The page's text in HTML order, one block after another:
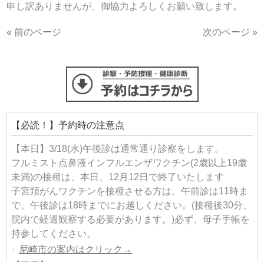
申し訳ありませんが、御協力よろしくお願い致します。
« 前のページ 次のページ »
【必読！】予約時の注意点
【本日】3/18(水)午後診は通常通り診察をします。
フルミスト点鼻液インフルエンザワクチン(2歳以上19歳
未満)の接種は、本日、12月12日で終了いたします
子宮頚がんワクチンを接種させる方は、午前診は11時ま
で、午後診は18時までにお越しください。(接種後30分、
院内で経過観察する必要があります。)必ず、母子手帳を
持参してください。
尼崎市の案内はクリック→